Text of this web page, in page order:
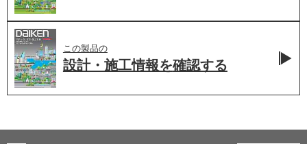
この製品の
設計・施工情報を確認する